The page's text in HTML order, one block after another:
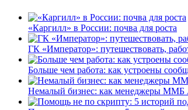
«Каргилл» в России: почва для роста
ГК «Император»: путешествовать,
Больше чем работа: как устроены
Немалый бизнес: как менеджеры ММБ